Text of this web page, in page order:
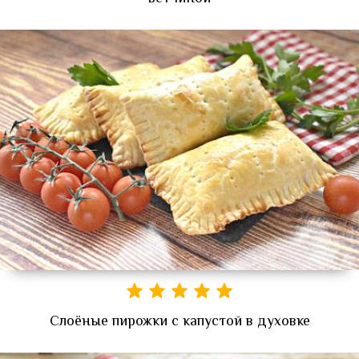
Слоёные пирожки с капустой в духовке